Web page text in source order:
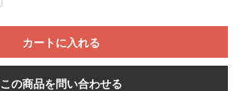
カートに入れる
この商品を問い合わせる